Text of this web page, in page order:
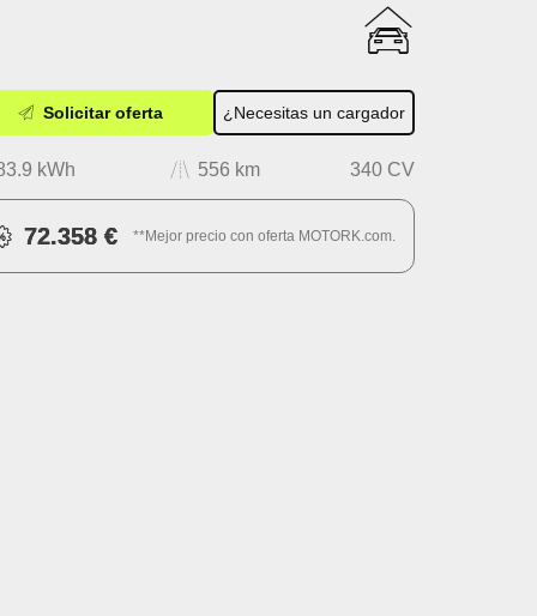
Solicitar oferta ¿Necesitas un cargador
kWh 556 km 340 CV
72.358 € **Mejor precio con oferta MOTORK.com.